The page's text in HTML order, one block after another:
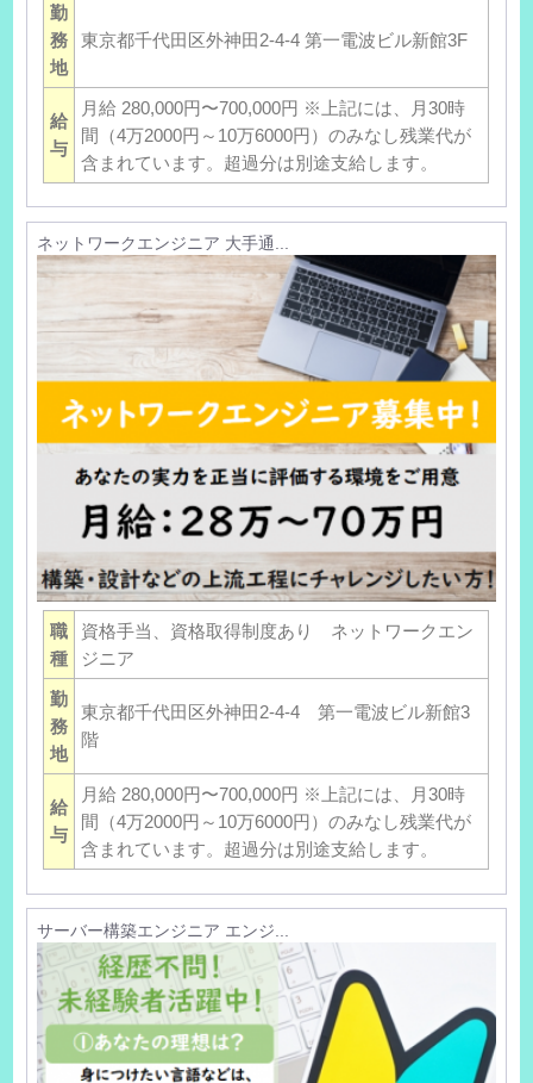
勤
務
地
東京都千代田区外神田2-4-4 第一電波ビル新館3F
給
与
月給 280,000円〜700,000円 ※上記には、月30時
間（4万2000円～10万6000円）のみなし残業代が
含まれています。超過分は別途支給します。
ネットワークエンジニア 大手通...
職
種
資格手当、資格取得制度あり ネットワークエン
ジニア
勤
務
地
東京都千代田区外神田2-4-4 第一電波ビル新館3
階
給
与
月給 280,000円〜700,000円 ※上記には、月30時
間（4万2000円～10万6000円）のみなし残業代が
含まれています。超過分は別途支給します。
サーバー構築エンジニア エンジ...